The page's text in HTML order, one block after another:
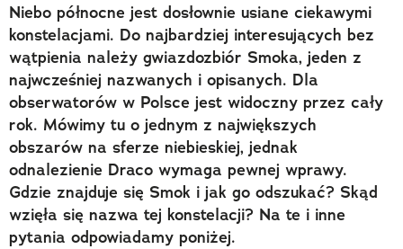
Niebo północne jest dosłownie usiane ciekawymi
konstelacjami. Do najbardziej interesujących bez
wątpienia należy gwiazdozbiór Smoka, jeden z
najwcześniej nazwanych i opisanych. Dla
obserwatorów w Polsce jest widoczny przez cały
rok. Mówimy tu o jednym z największych
obszarów na sferze niebieskiej, jednak
odnalezienie Draco wymaga pewnej wprawy.
Gdzie znajduje się Smok i jak go odszukać? Skąd
wzięła się nazwa tej konstelacji? Na te i inne
pytania odpowiadamy poniżej.